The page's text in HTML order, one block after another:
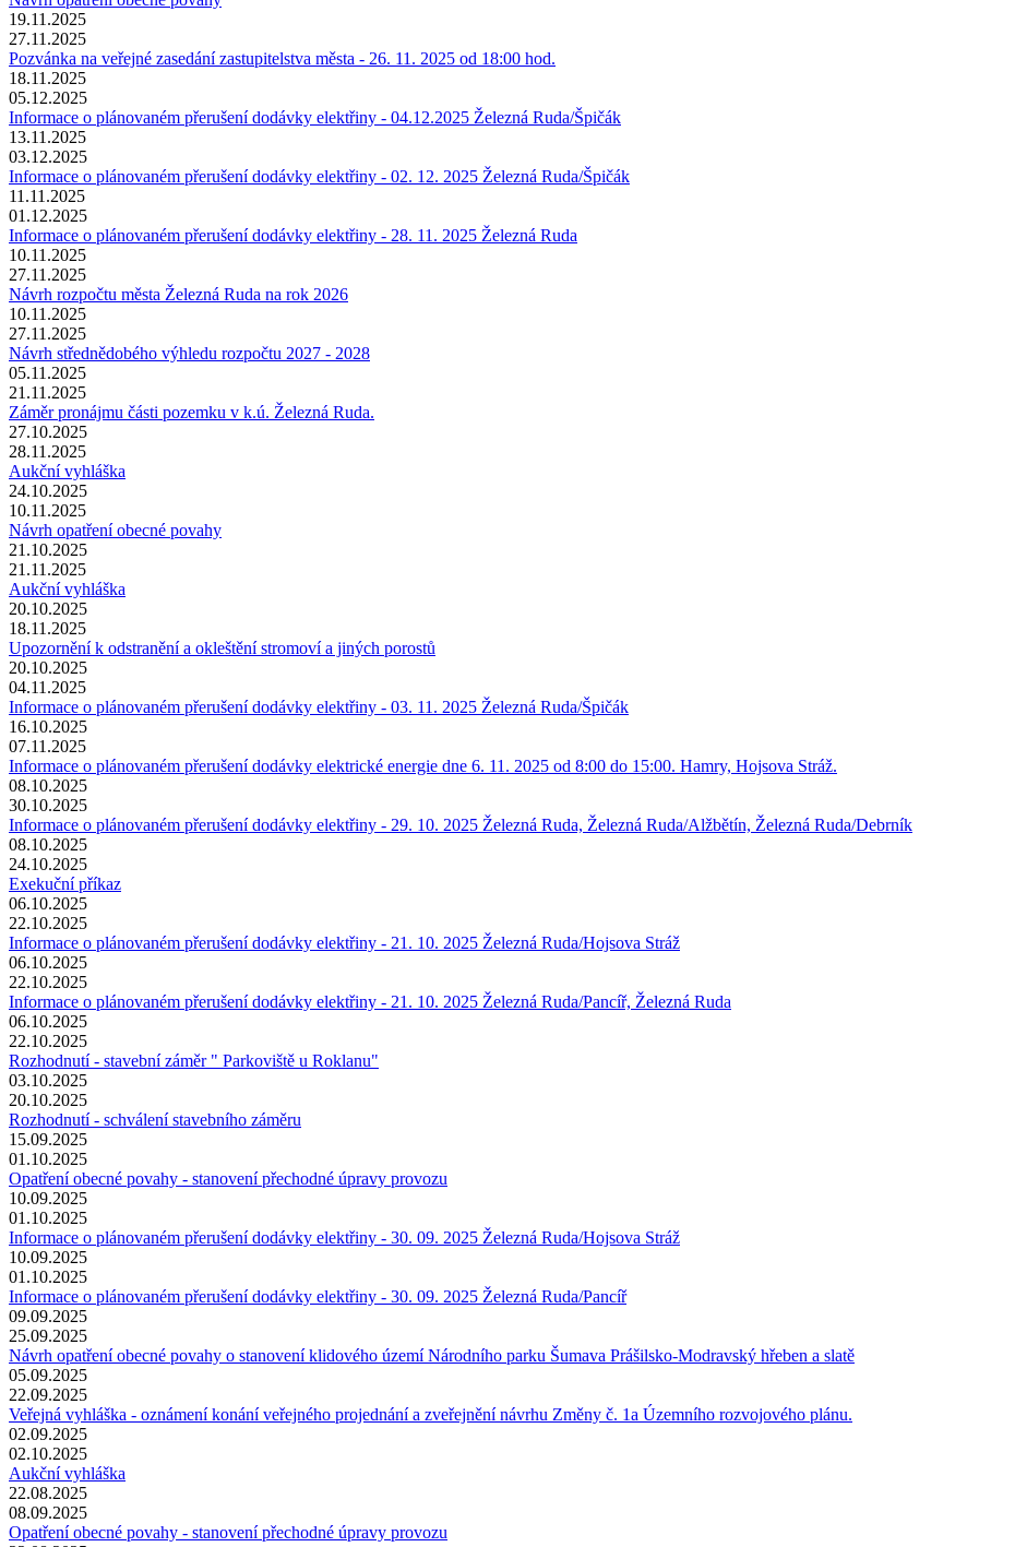
19.11.2025
27.11.2025
Pozvánka na veřejné zasedání zastupitelstva města - 26. 11. 2025 od 18:00 hod.
18.11.2025
05.12.2025
Informace o plánovaném přerušení dodávky elektřiny - 04.12.2025 Železná Ruda/Špičák
13.11.2025
03.12.2025
Informace o plánovaném přerušení dodávky elektřiny - 02. 12. 2025 Železná Ruda/Špičák
11.11.2025
01.12.2025
Informace o plánovaném přerušení dodávky elektřiny - 28. 11. 2025 Železná Ruda
10.11.2025
27.11.2025
Návrh rozpočtu města Železná Ruda na rok 2026
10.11.2025
27.11.2025
Návrh střednědobého výhledu rozpočtu 2027 - 2028
05.11.2025
21.11.2025
Záměr pronájmu části pozemku v k.ú. Železná Ruda.
27.10.2025
28.11.2025
Aukční vyhláška
24.10.2025
10.11.2025
Návrh opatření obecné povahy
21.10.2025
21.11.2025
Aukční vyhláška
20.10.2025
18.11.2025
Upozornění k odstranění a okleštění stromoví a jiných porostů
20.10.2025
04.11.2025
Informace o plánovaném přerušení dodávky elektřiny - 03. 11. 2025 Železná Ruda/Špičák
16.10.2025
07.11.2025
Informace o plánovaném přerušení dodávky elektrické energie dne 6. 11. 2025 od 8:00 do 15:00. Hamry, Hojsova Stráž.
08.10.2025
30.10.2025
Informace o plánovaném přerušení dodávky elektřiny - 29. 10. 2025 Železná Ruda, Železná Ruda/Alžbětín, Železná Ruda/Debrník
08.10.2025
24.10.2025
Exekuční příkaz
06.10.2025
22.10.2025
Informace o plánovaném přerušení dodávky elektřiny - 21. 10. 2025 Železná Ruda/Hojsova Stráž
06.10.2025
22.10.2025
Informace o plánovaném přerušení dodávky elektřiny - 21. 10. 2025 Železná Ruda/Pancíř, Železná Ruda
06.10.2025
22.10.2025
Rozhodnutí - stavební záměr " Parkoviště u Roklanu"
03.10.2025
20.10.2025
Rozhodnutí - schválení stavebního záměru
15.09.2025
01.10.2025
Opatření obecné povahy - stanovení přechodné úpravy provozu
10.09.2025
01.10.2025
Informace o plánovaném přerušení dodávky elektřiny - 30. 09. 2025 Železná Ruda/Hojsova Stráž
10.09.2025
01.10.2025
Informace o plánovaném přerušení dodávky elektřiny - 30. 09. 2025 Železná Ruda/Pancíř
09.09.2025
25.09.2025
Návrh opatření obecné povahy o stanovení klidového území Národního parku Šumava Prášilsko-Modravský hřeben a slatě
05.09.2025
22.09.2025
Veřejná vyhláška - oznámení konání veřejného projednání a zveřejnění návrhu Změny č. 1a Územního rozvojového plánu.
02.09.2025
02.10.2025
Aukční vyhláška
22.08.2025
08.09.2025
Opatření obecné povahy - stanovení přechodné úpravy provozu